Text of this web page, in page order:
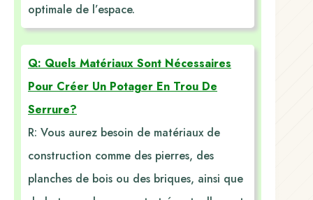
optimale de l’espace.
Q: Quels Matériaux Sont Nécessaires
Pour Créer Un Potager En Trou De
Serrure?
R: Vous aurez besoin de matériaux de
construction comme des pierres, des
planches de bois ou des briques, ainsi que